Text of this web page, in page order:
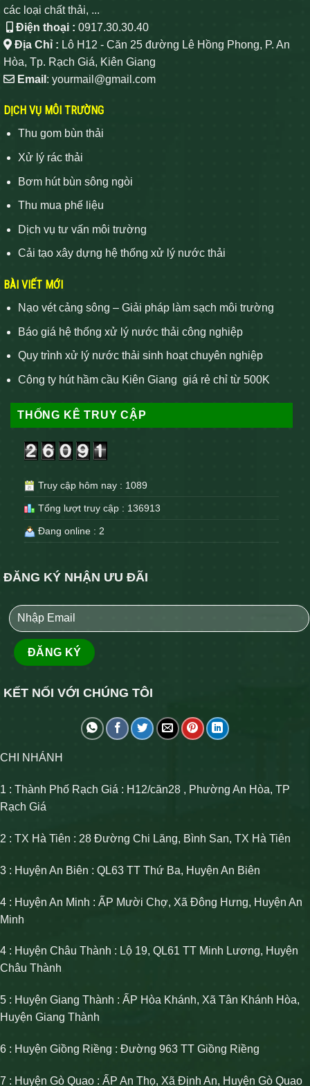
các loại chất thải, ...
Điện thoại : 0917.30.30.40
Địa Chỉ : Lô H12 - Căn 25 đường Lê Hồng Phong, P. An
Hòa, Tp. Rạch Giá, Kiên Giang
Email : yourmail@gmail.com
DỊCH VỤ MÔI TRƯỜNG
Thu gom bùn thải
Xử lý rác thải
Bơm hút bùn sông ngòi
Thu mua phế liệu
Dịch vụ tư vấn môi trường
Cải tạo xây dựng hệ thống xử lý nước thải
BÀI VIẾT MỚI
Nạo vét cảng sông – Giải pháp làm sạch môi trường
Báo giá hệ thống xử lý nước thải công nghiệp
Quy trình xử lý nước thải sinh hoạt chuyên nghiệp
Công ty hút hầm cầu Kiên Giang giá rẻ chỉ từ 500K
THỐNG KÊ TRUY CẬP
Truy cập hôm nay : 1089
Tổng lượt truy cập : 136913
Đang online : 2
ĐĂNG KÝ NHẬN ƯU ĐÃI
KẾT NỐI VỚI CHÚNG TÔI
CHI NHÁNH
1 : Thành Phố Rạch Giá : H12/căn28 , Phường An Hòa, TP
Rạch Giá
2 : TX Hà Tiên : 28 Đường Chi Lăng, Bình San, TX Hà Tiên
3 : Huyện An Biên : QL63 TT Thứ Ba, Huyện An Biên
4 : Huyện An Minh : ẤP Mười Chợ, Xã Đông Hưng, Huyện An
Minh
4 : Huyện Châu Thành : Lộ 19, QL61 TT Minh Lương, Huyện
Châu Thành
5 : Huyện Giang Thành : ẤP Hòa Khánh, Xã Tân Khánh Hòa,
Huyện Giang Thành
6 : Huyện Giồng Riềng : Đường 963 TT Giồng Riềng
7 : Huyện Gò Quao : ẤP An Thọ, Xã Định An, Huyện Gò Quao